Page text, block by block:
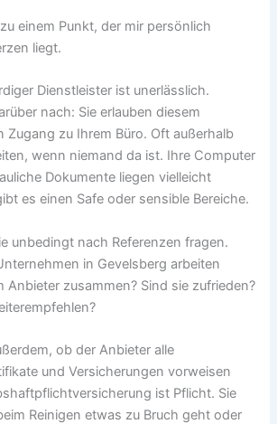
einem Punkt, der mir persönlich
liegt.
Dienstleister ist unerlässlich.
nach: Sie erlauben diesem
Zugang zu Ihrem Büro. Oft außerhalb
wenn niemand da ist. Ihre Computer
Dokumente liegen vielleicht
es einen Safe oder sensible Bereiche.
unbedingt nach Referenzen fragen.
in Gevelsberg arbeiten
Anbieter zusammen? Sind sie zufrieden?
ob der Anbieter alle
und Versicherungen vorweisen
ist Pflicht. Sie
Reinigen etwas zu Bruch geht oder